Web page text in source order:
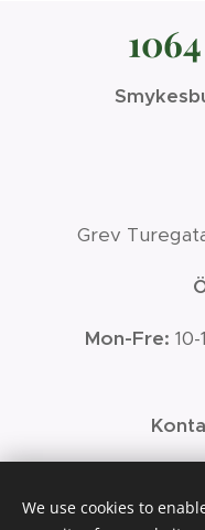
1064
Grev
Mon-Fre: 10-
We use cookies to